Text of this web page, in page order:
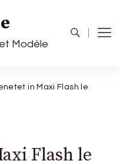
Modèle
in Maxi Flash le
Flash le